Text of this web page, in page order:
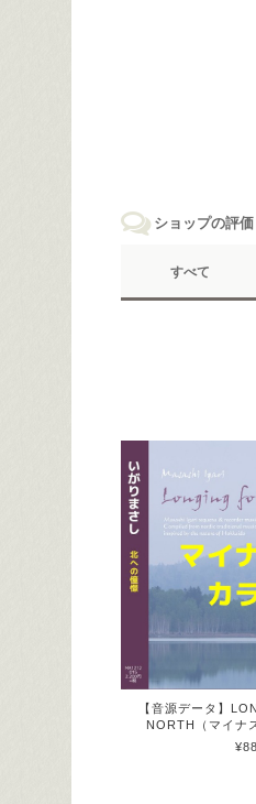
ショップの評価
すべて
【音源データ】
NORTH（マイナ